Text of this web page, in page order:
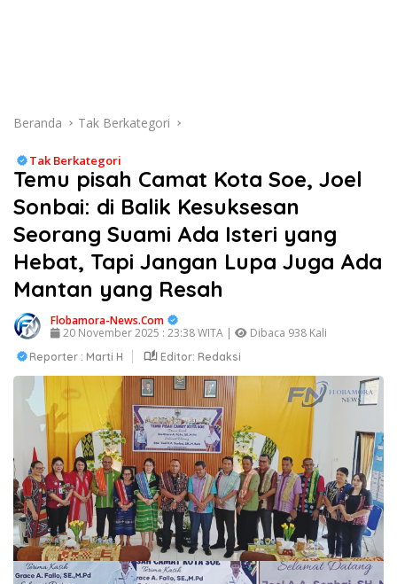
Beranda Tak Berkategori
Tak Berkategori
Temu pisah Camat Kota Soe, Joel
Sonbai: di Balik Kesuksesan
Seorang Suami Ada Isteri yang
Hebat, Tapi Jangan Lupa Juga Ada
Mantan yang Resah
Flobamora-News.Com
20 November 2025 : 23:38 WITA |
Dibaca 938 Kali
Reporter : Marti H Editor: Redaksi